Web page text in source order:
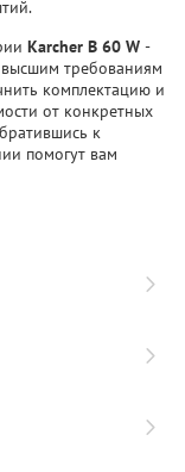
Karcher B 60 W -
высшим требованиям
комплектацию и
от конкретных
к
помогут вам